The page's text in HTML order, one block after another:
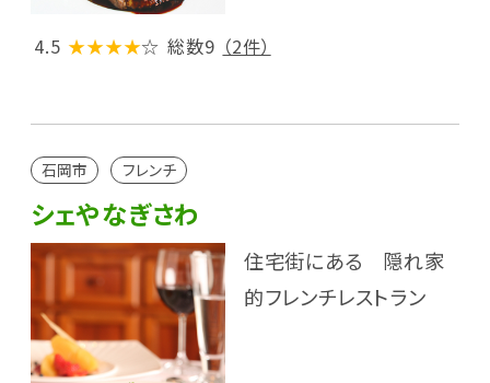
4.5 ★★★★☆ 総数9 （2件）
石岡市 フレンチ
シェやなぎさわ
住宅街にある 隠れ家
的フレンチレストラン